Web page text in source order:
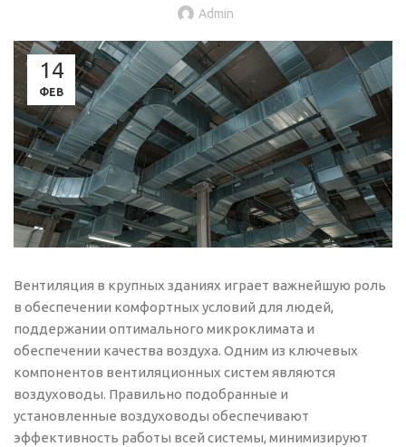
Admin
14
ФЕВ
Вентиляция в крупных зданиях играет важнейшую роль
в обеспечении комфортных условий для людей,
поддержании оптимального микроклимата и
обеспечении качества воздуха. Одним из ключевых
компонентов вентиляционных систем являются
воздуховоды. Правильно подобранные и
установленные воздуховоды обеспечивают
эффективность работы всей системы, минимизируют